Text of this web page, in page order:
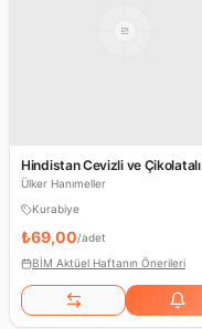
Hindistan Cevizli ve Çikolatalı
Kurabiye
Ülker Hanımeller
Kurabiye
₺69,00/adet
BİM Aktüel Haftanın Önerileri